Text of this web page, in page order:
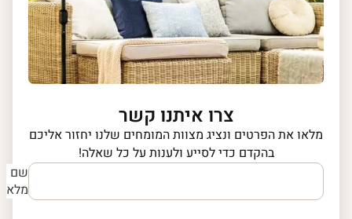
צרו איתנו קשר
מלאו את הפרטים ונציג מצוות המומחים שלנו יחזור אליכם
בהקדם כדי לסייע ולענות על כל שאלה!
שם
מלא